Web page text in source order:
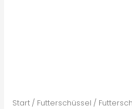
Start / Futterschüssel /